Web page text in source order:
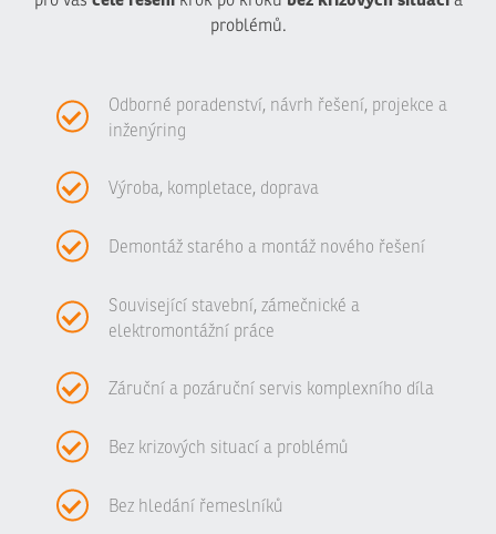
problémů.
Odborné poradenství, návrh řešení, projekce a
inženýring
Výroba, kompletace, doprava
Demontáž starého a montáž nového řešení
Související stavební, zámečnické a
elektromontážní práce
Záruční a pozáruční servis komplexního díla
Bez krizových situací a problémů
Bez hledání řemeslníků